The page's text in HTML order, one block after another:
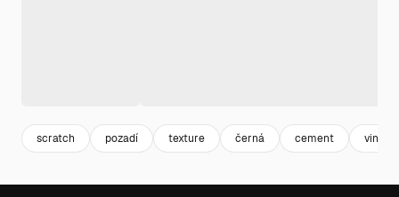
scratch pozadí texture černá cement